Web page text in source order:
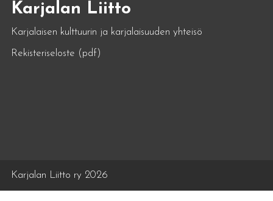
Karjalan Liitto
Karjalaisen kulttuurin ja karjalaisuuden yhteisö
Rekisteriseloste (pdf)
Karjalan Liitto ry 2026